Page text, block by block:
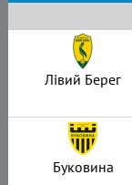
Лівий Берег
Буковина